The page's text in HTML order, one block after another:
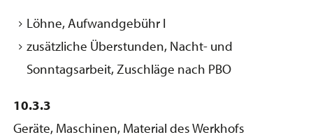
Löhne, Aufwandgebühr I
zusätzliche Überstunden, Nacht- und
Sonntagsarbeit, Zuschläge nach PBO
10.3.3
Geräte, Maschinen, Material des Werkhofs